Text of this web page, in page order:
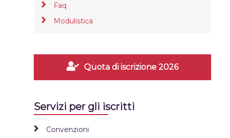
Faq
Modulistica
Quota di iscrizione 2026
Servizi per gli iscritti
Convenzioni